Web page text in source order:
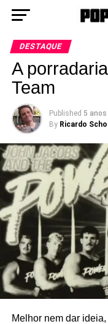
DESTAQUE
A
Team
Published 5 anos
By Ricardo
Melhor nem dar